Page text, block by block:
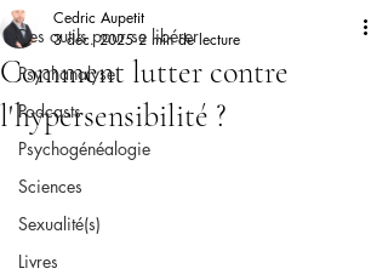
Des outils pour se libérer
Psychanalyse
Podcasts
Psychogénéalogie
Sciences
Sexualité(s)
Livres
Comment lutter contre
l'hypersensibilité ?
Cedric Aupetit
3 déc. 2025 2 min de lecture